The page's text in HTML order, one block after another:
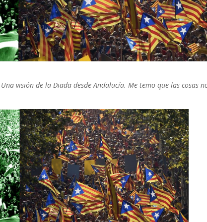
visión de la Diada desde Andalucía. Me temo que las cosas